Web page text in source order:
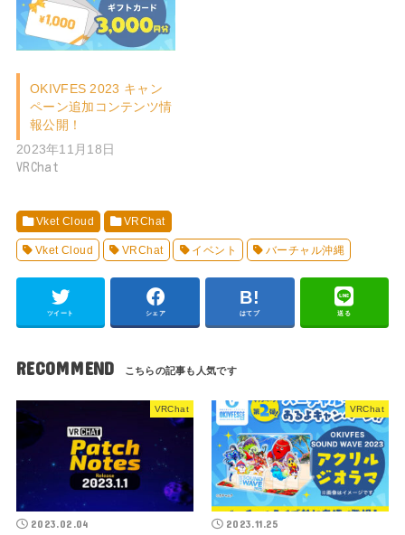
OKIVFES 2023 キャン
ペーン追加コンテンツ情
報公開！
2023年11月18日
VRChat
Vket Cloud VRChat
Vket Cloud VRChat イベント バーチャル沖縄
ツイート シェア はてブ 送る
RECOMMEND
VRChat
2023.02.04
VRChat
2023.11.25